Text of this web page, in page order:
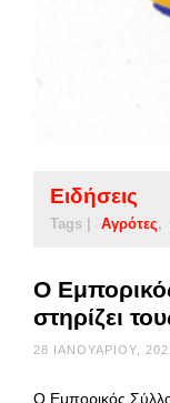
Ειδήσεις
Tags | Αγρότες
Ο
στηρίζει
28 ΙΑΝΟΥΑΡΊΟΥ,
Ο Εμπορικός